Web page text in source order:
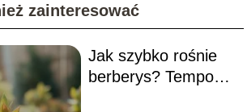
i systemów wentylowanych, po
Moim celem jest edukowanie
ale przede wszystkim trwały,
i zgodny z przepisami wspólnot
mieszkaniowych.
zainteresować
Jak szybko rośnie
berberys? Tempo